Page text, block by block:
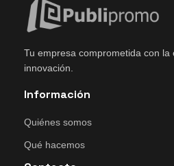
Tu empresa comprometida con la
innovación.
Información
Quiénes somos
Qué hacemos